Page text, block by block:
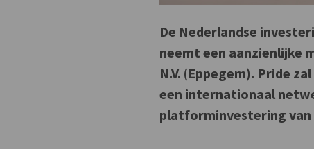
De Nederlandse
neemt een aanzienlijke
N.V. (Eppegem). Pride
een internationaal
platforminvestering van